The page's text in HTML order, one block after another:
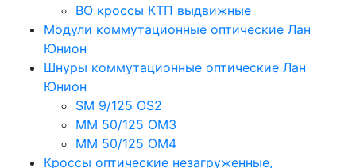
ВО кроссы КТП выдвижные
Модули коммутационные оптические Лан
Юнион
Шнуры коммутационные оптические Лан
Юнион
SM 9/125 OS2
MM 50/125 OM3
MM 50/125 OM4
Кроссы оптические незагруженные,